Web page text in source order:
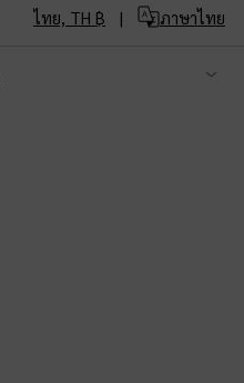
ไทย, TH ฿ ภาษาไทย